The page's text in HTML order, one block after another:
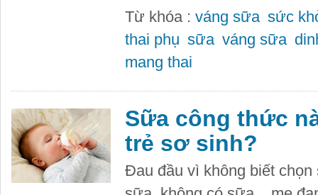
Từ khóa : váng sữa sức
thai phụ sữa váng sữa
mang thai
Sữa công thức
trẻ sơ sinh?
Đau đầu vì không biết